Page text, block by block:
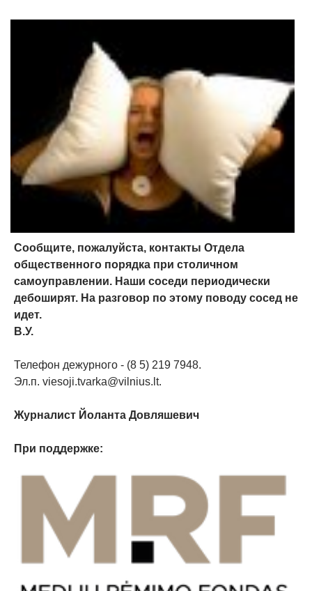
Сообщите, пожалуйста, контакты Отдела
общественного порядка при столичном
самоуправлении. Наши соседи периодически
дебоширят. На разговор по этому поводу сосед не
идет.
В.У.
Телефон дежурного - (8 5) 219 7948.
Эл.п. viesoji.tvarka@vilnius.lt.
Журналист Йоланта Довляшевич
При поддержке: